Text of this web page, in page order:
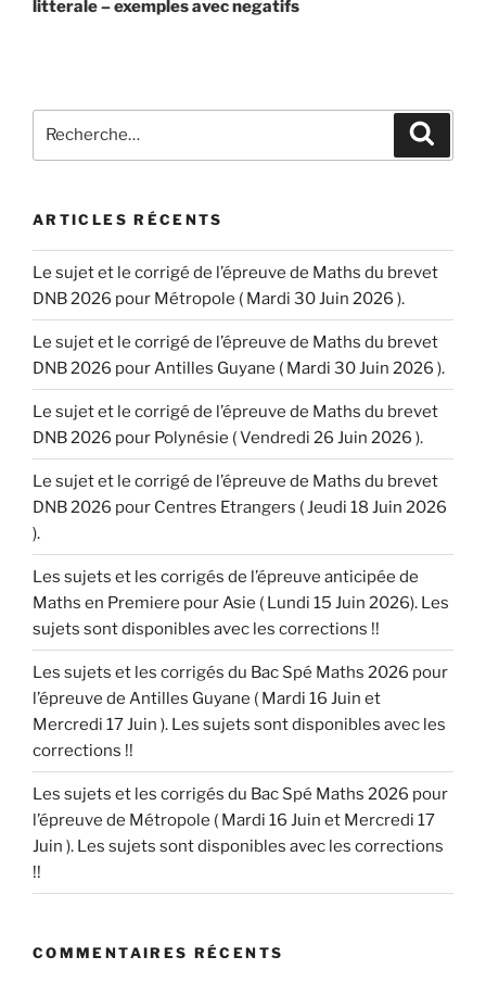
litterale – exemples avec negatifs
pour
ARTICLES RÉCENTS
Le sujet et le corrigé de l’épreuve de Maths du brevet
DNB 2026 pour Métropole ( Mardi 30 Juin 2026 ).
Le sujet et le corrigé de l’épreuve de Maths du brevet
DNB 2026 pour Antilles Guyane ( Mardi 30 Juin 2026 ).
Le sujet et le corrigé de l’épreuve de Maths du brevet
DNB 2026 pour Polynésie ( Vendredi 26 Juin 2026 ).
Le sujet et le corrigé de l’épreuve de Maths du brevet
DNB 2026 pour Centres Etrangers ( Jeudi 18 Juin 2026
).
Les sujets et les corrigés de l’épreuve anticipée de
Maths en Premiere pour Asie ( Lundi 15 Juin 2026). Les
sujets sont disponibles avec les corrections !!
Les sujets et les corrigés du Bac Spé Maths 2026 pour
l’épreuve de Antilles Guyane ( Mardi 16 Juin et
Mercredi 17 Juin ). Les sujets sont disponibles avec les
corrections !!
Les sujets et les corrigés du Bac Spé Maths 2026 pour
l’épreuve de Métropole ( Mardi 16 Juin et Mercredi 17
Juin ). Les sujets sont disponibles avec les corrections
!!
COMMENTAIRES RÉCENTS